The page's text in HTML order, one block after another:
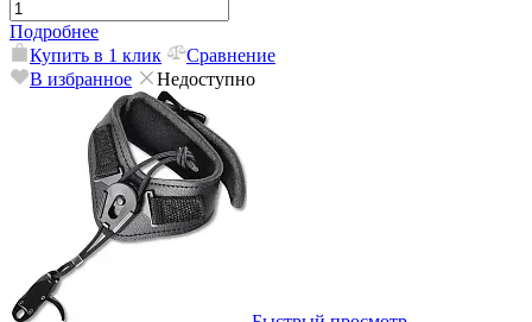
Подробнее
Купить в 1 клик
Сравнение
В избранное
Недоступно